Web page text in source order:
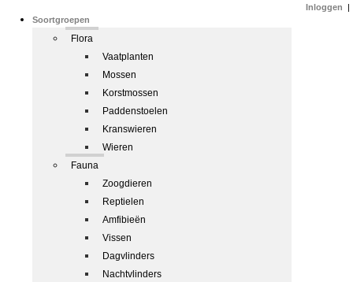
Soortgroepen
Flora
Vaatplanten
Mossen
Korstmossen
Paddenstoelen
Kranswieren
Wieren
Fauna
Zoogdieren
Reptielen
Amfibieën
Vissen
Dagvlinders
Nachtvlinders
Inloggen |